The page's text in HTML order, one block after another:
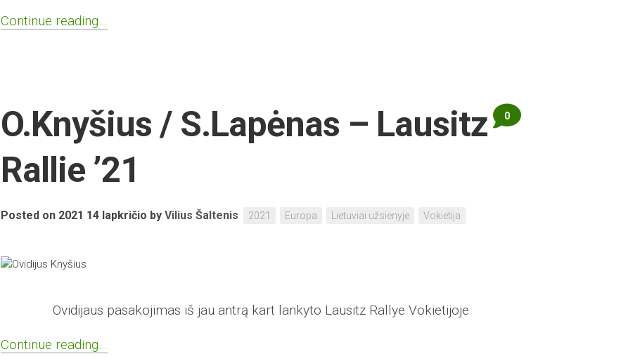
Continue reading…
O.Knyšius / S.Lapėnas – Lausitz
Rallie ’21
Posted on 2021 14 lapkričio by Vilius Šaltenis 2021 Europa Lietuviai užsienyje Vokietija
0
Ovidijaus pasakojimas iš jau antrą kart lankyto Lausitz Rallye Vokietijoje
Continue reading…